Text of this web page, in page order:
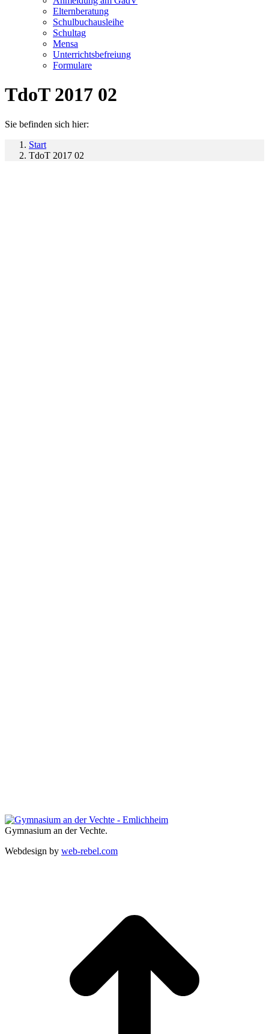
Elternberatung
Schulbuchausleihe
Schultag
Mensa
Unterrichtsbefreiung
Formulare
TdoT 2017 02
Sie befinden sich hier:
Start
TdoT 2017 02
Gymnasium an der Vechte.
Webdesign by web-rebel.com